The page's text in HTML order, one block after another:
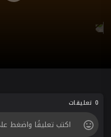
0 تعليقات